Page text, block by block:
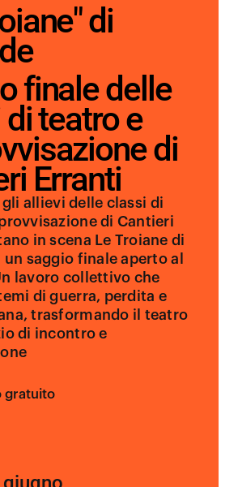
di
finale delle
teatro e
di
Erranti
gli allievi delle classi di
di Cantieri
in scena Le Troiane di
un saggio finale aperto al
lavoro collettivo che
di guerra, perdita e
trasformando il teatro
di incontro e
gratuito